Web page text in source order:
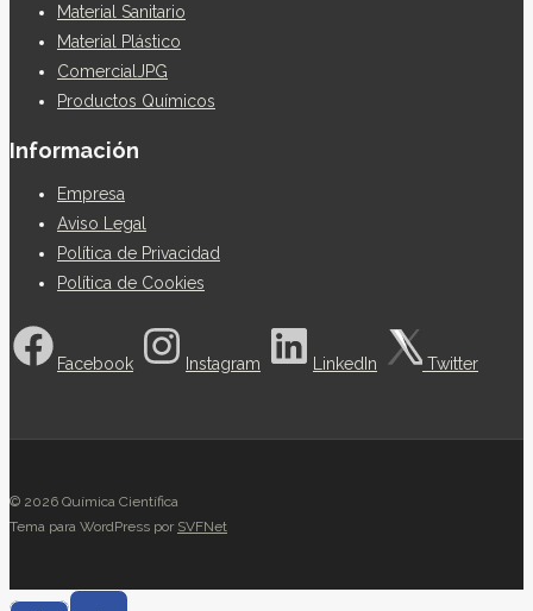
Material Sanitario
Material Plástico
ComercialJPG
Productos Químicos
Información
Empresa
Aviso Legal
Política de Privacidad
Política de Cookies
Facebook Instagram LinkedIn Twitter
© 2026 Química Científica
Tema para WordPress por SVFNet